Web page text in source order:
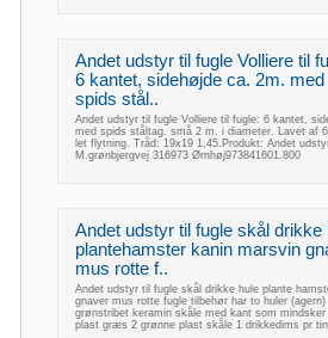
Andet udstyr til fugle Volliere til
6 kantet, sidehøjde ca. 2m. med
spids stål..
Andet udstyr til fugle Volliere til fugle: 6 kantet,
med spids ståltag. små 2 m. i diameter. Lavet af
let flytning. Tråd: 19x19 1,45.Produkt: Andet
M.grønbjergvej 316973 Ørnhøj973841601.800
Andet udstyr til fugle skål drikke
plantehamster kanin marsvin
mus rotte f..
Andet udstyr til fugle skål drikke hule plante
gnaver mus rotte fugle tilbehør har to huler
grønstribet keramin skåle med kant som
plast græs 2 grønne plast skåle 1 drikkedims pr tin